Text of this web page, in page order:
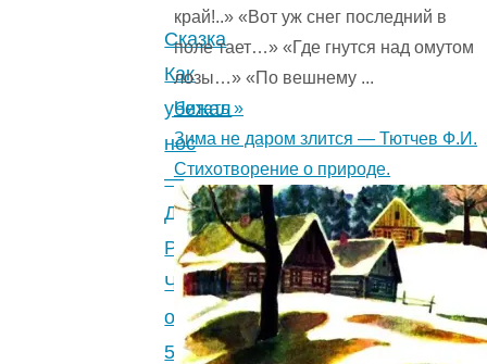
Сказка
Как
убежал
нос
—
Джанни
Родари.
Читайте
онлайн.
5
край!..» «Вот уж снег последний в
поле тает…» «Где гнутся над омутом
лозы…» «По вешнему ...
Читать »
Зима не даром злится — Тютчев Ф.И.
Стихотворение о природе.